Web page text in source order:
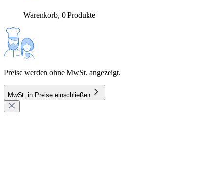
Warenkorb, 0 Produkte
Preise werden ohne MwSt. angezeigt.
MwSt. in Preise einschließen